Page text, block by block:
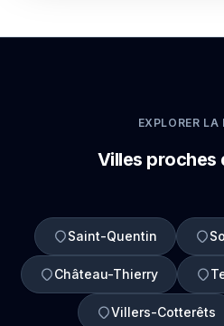
EXPLORER LA
Villes proches
Saint-Quentin
Château-Thierry
Villers-Cotterêts